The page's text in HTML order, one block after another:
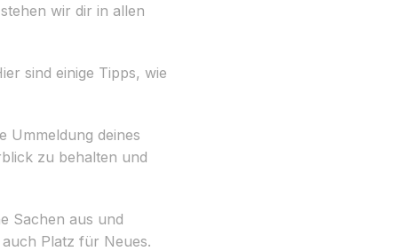
wir dir in allen
sind einige Tipps, wie
Ummeldung deines
zu behalten und
Sachen aus und
Platz für Neues.